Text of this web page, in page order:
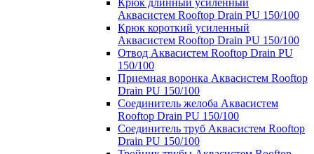
Крюк длинный усиленный
Аквасистем Rooftop Drain PU 150/100
Крюк короткий усиленный
Аквасистем Rooftop Drain PU 150/100
Отвод Аквасистем Rooftop Drain PU
150/100
Приемная воронка Аквасистем Rooftop
Drain PU 150/100
Соединитель желоба Аквасистем
Rooftop Drain PU 150/100
Соединитель труб Аквасистем Rooftop
Drain PU 150/100